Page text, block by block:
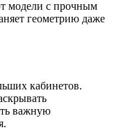
модели с прочным
геометрию даже
кабинетов.
важную